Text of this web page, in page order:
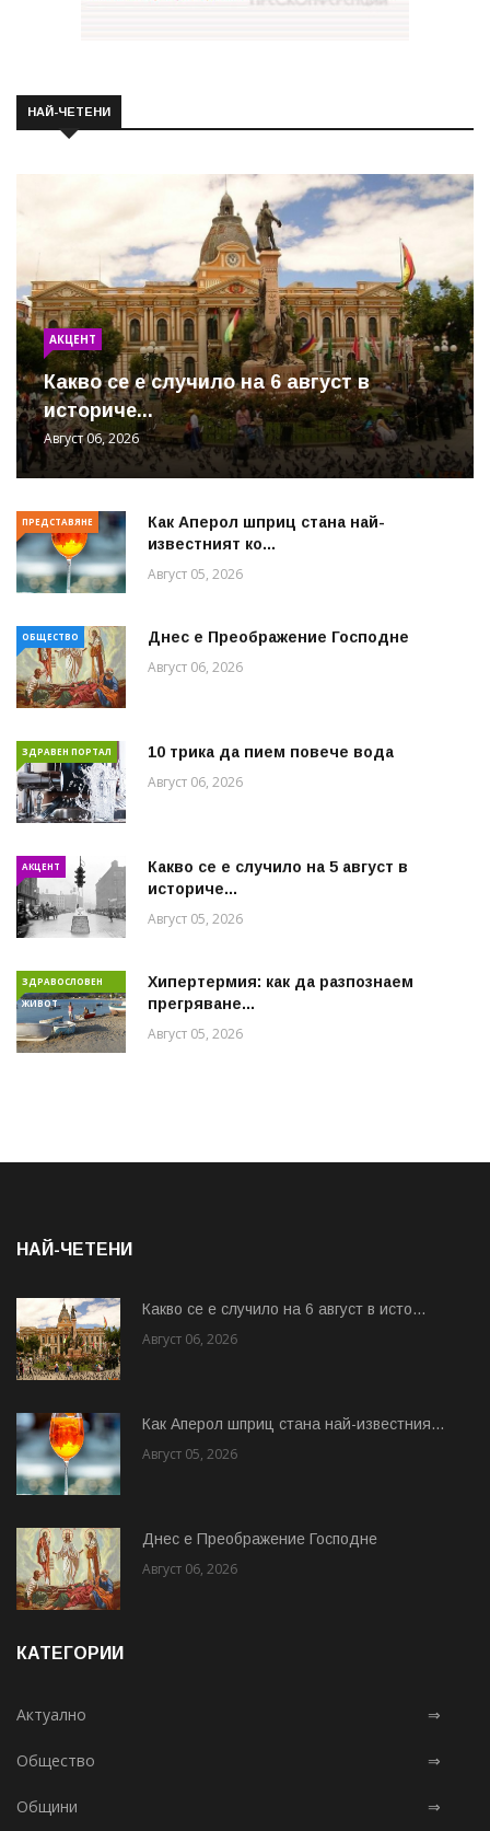
НАЙ-ЧЕТЕНИ
АКЦЕНТ
Какво се е случило на 6 август в
историче...
Август 06, 2026
ПРЕДСТАВЯНЕ
Как Аперол шприц стана най-
известният ко...
Август 05, 2026
ОБЩЕСТВО Днес е Преображение Господне
Август 06, 2026
ЗДРАВЕН ПОРТАЛ 10 трика да пием повече вода
Август 06, 2026
АКЦЕНТ
Какво се е случило на 5 август в
историче...
Август 05, 2026
ЗДРАВОСЛОВЕН
ЖИВОТ
Хипертермия: как да разпознаем
прегряване...
Август 05, 2026
НАЙ-ЧЕТЕНИ
Какво се е случило на 6 август в исто...
Август 06, 2026
Как Аперол шприц стана най-известния...
Август 05, 2026
Днес е Преображение Господне
Август 06, 2026
КАТЕГОРИИ
Актуално ⇒
Общество ⇒
Общини ⇒